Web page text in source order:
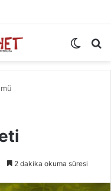
Dış
2 dakika okuma süresi